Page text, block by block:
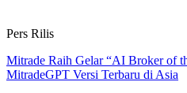
Pers Rilis
Mitrade Raih Gelar “AI Broker of
MitradeGPT Versi Terbaru di Asia